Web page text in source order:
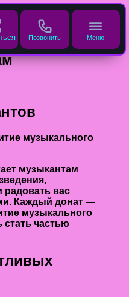
музыкального
музыкантам
вас
Каждый донат —
музыкального
стать частью
Позвонить Меню